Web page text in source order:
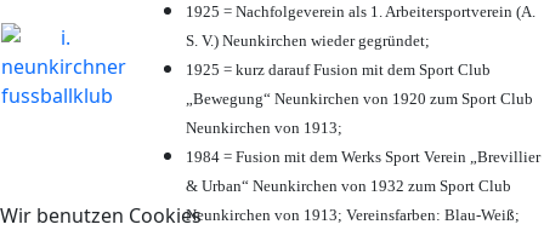
Wir benutzen Cookies
1925 = Nachfolgeverein als 1. Arbeitersportverein (A.
S. V.) Neunkirchen wieder gegründet;
1925 = kurz darauf Fusion mit dem Sport Club
„Bewegung“ Neunkirchen von 1920 zum Sport Club
Neunkirchen von 1913;
1984 = Fusion mit dem Werks Sport Verein „Brevillier
& Urban“ Neunkirchen von 1932 zum Sport Club
Neunkirchen von 1913; Vereinsfarben: Blau-Weiß;